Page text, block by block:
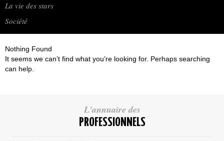
La vie des stars
Société
Nothing Found
It seems we can’t find what you’re looking for. Perhaps searching
can help.
L'annuaire des
PROFESSIONNELS